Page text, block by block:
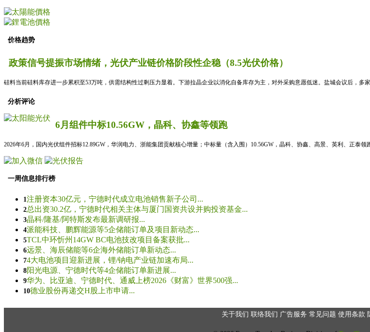
价格趋势
政策信号提振市场情绪，光伏产业链价格阶段性企稳（8.5光伏价格）
硅料当前硅料库存进一步累积至53万吨，供需结构性过剩压力显着。下游拉晶企业以消化自备库存为主，对外采购意愿低迷。盐城会议后，多
分析评论
6月组件中标10.56GW，晶科、协鑫等领跑
2026年6月，国内光伏组件招标12.89GW，华润电力、浙能集团贡献核心增量；中标量（含入围）10.56GW，晶科、协鑫、高景、英利、正泰领
一周信息排行榜
1注册资本30亿元，宁德时代成立电池销售新子公司...
2总出资30.2亿，宁德时代相关主体与厦门国资共设并购投资基金...
3晶科/隆基/阿特斯发布最新调研报...
4派能科技、鹏辉能源等5企储能订单及项目新动态...
5TCL中环忻州14GW BC电池技改项目备案获批...
6远景、海辰储能等6企海外储能订单新动态...
74大电池项目迎新进展，锂/钠电产业链加速布局...
8阳光电源、宁德时代等4企储能订单新进展...
9华为、比亚迪、宁德时代、通威上榜2026《财富》世界500强...
10德业股份再递交H股上市申请...
关于我们 联络我们 广告服务 常见问题 使用条款